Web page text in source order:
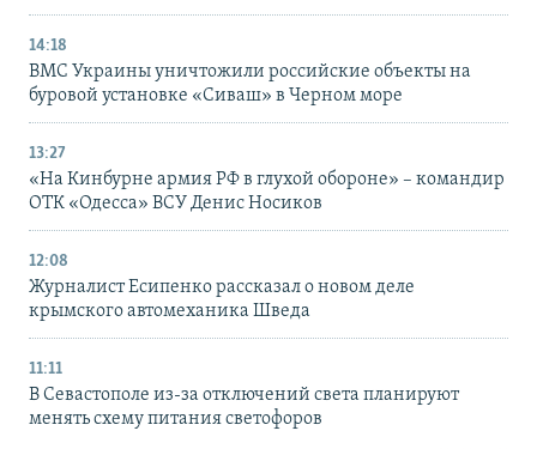
14:18
ВМС Украины уничтожили российские объекты на
буровой установке «Сиваш» в Черном море
13:27
«На Кинбурне армия РФ в глухой обороне» – командир
ОТК «Одесса» ВСУ Денис Носиков
12:08
Журналист Есипенко рассказал о новом деле
крымского автомеханика Шведа
11:11
В Севастополе из-за отключений света планируют
менять схему питания светофоров